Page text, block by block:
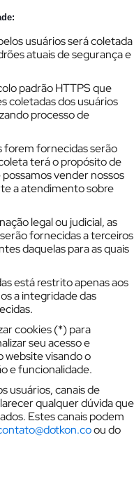
usuários será coletada
atuais de segurança e
padrão HTTPS que
coletadas dos usuários
processo de
forem fornecidas serão
terá o propósito de
vender nossos
a atendimento sobre
legal ou judicial, as
fornecidas a terceiros
daquelas para as quais
está restrito apenas aos
a integridade das
cookies (*) para
seu acesso e
website visando o
e funcionalidade.
usuários, canais de
qualquer dúvida que
Estes canais podem
ou do